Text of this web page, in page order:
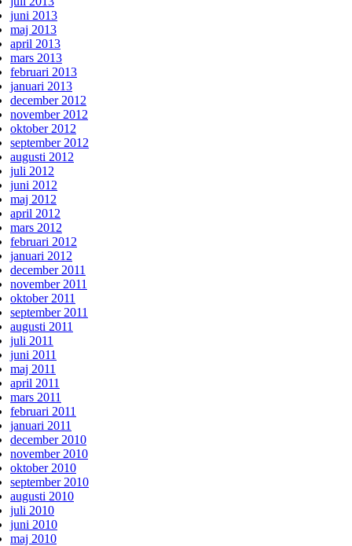
juni 2013
maj 2013
april 2013
mars 2013
februari 2013
januari 2013
december 2012
november 2012
oktober 2012
september 2012
augusti 2012
juli 2012
juni 2012
maj 2012
april 2012
mars 2012
februari 2012
januari 2012
december 2011
november 2011
oktober 2011
september 2011
augusti 2011
juli 2011
juni 2011
maj 2011
april 2011
mars 2011
februari 2011
januari 2011
december 2010
november 2010
oktober 2010
september 2010
augusti 2010
juli 2010
juni 2010
maj 2010